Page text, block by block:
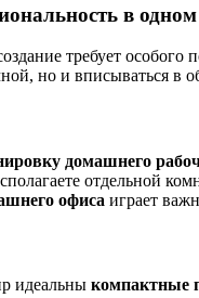
в
требует
но и вписываться в
домашнего
отдельной
офиса играет
идеальны компактные